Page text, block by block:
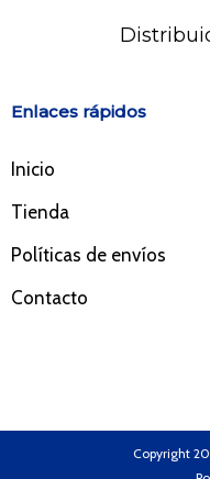
Enlaces rápidos
Inicio
Tienda
Políticas de envíos
Contacto
Copyright